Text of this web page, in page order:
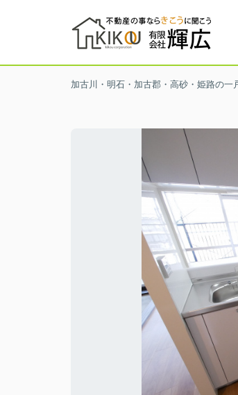
加古川・明石・加古郡・高砂・姫路の